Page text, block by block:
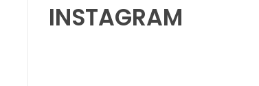
INSTAGRAM